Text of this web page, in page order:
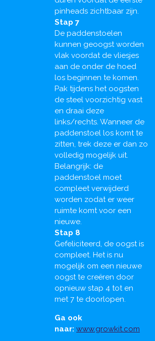
pinheads zichtbaar zijn.
Stap 7
De paddenstoelen
kunnen geoogst worden
vlak voordat de vliesjes
aan de onder de hoed
los beginnen te komen.
Pak tijdens het oogsten
de steel voorzichtig vast
en draai deze
links/rechts. Wanneer de
paddenstoel los komt te
zitten, trek deze er dan zo
volledig mogelijk uit.
Belangrijk: de
paddenstoel moet
compleet verwijderd
worden zodat er weer
ruimte komt voor een
nieuwe.
Stap 8
Gefeliciteerd, de oogst is
compleet. Het is nu
mogelijk om een nieuwe
oogst te creëren door
opnieuw stap 4 tot en
met 7 te doorlopen.
Ga ook
naar: www.growkit.com